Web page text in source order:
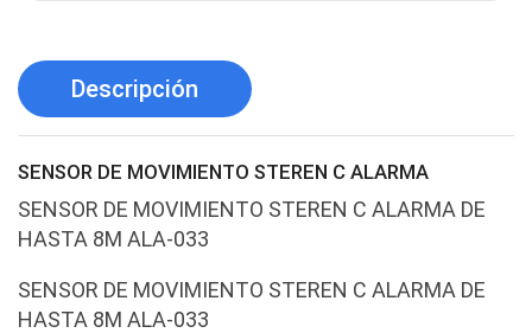
Antivirus (1)
Aro de luz
Audífonos
Descripción
SENSOR DE MOVIMIENTO STEREN C ALARMA
SENSOR DE MOVIMIENTO STEREN C ALARMA DE
HASTA 8M ALA-033
SENSOR DE MOVIMIENTO STEREN C ALARMA DE
HASTA 8M ALA-033